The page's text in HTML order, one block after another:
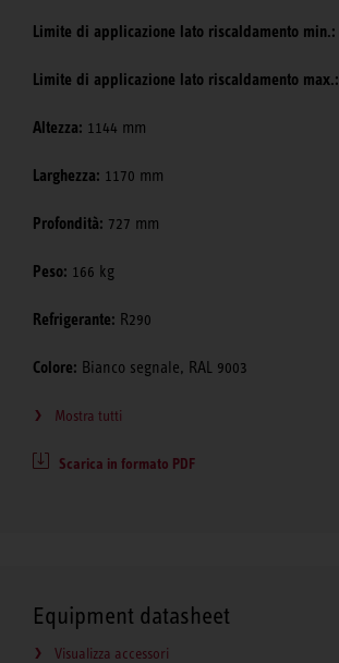
Limite di applicazione lato riscaldamento min.:
Limite di applicazione lato riscaldamento max.:
Altezza: 1144 mm
Larghezza: 1170 mm
Profondità: 727 mm
Peso: 166 kg
Refrigerante: R290
Colore: Bianco segnale, RAL 9003
Mostra tutti
Scarica in formato PDF
Equipment datasheet
Visualizza accessori